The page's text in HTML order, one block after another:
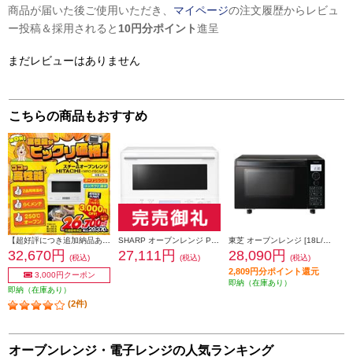
商品が届いた後ご使用いただき、 マイページの注文履歴からレビュ
ー投稿＆採用されると 10円分ポイント進呈
まだレビューはありません
こちらの商品もおすすめ
32,670円
(税込)
3,000円クーポン
即納（在庫あり）
(2件)
27,111円 (税込) 28,090円 (税込)
2,809円分ポイント還元
即納（在庫あり）
オーブンレンジ・電子レンジの人気ランキング